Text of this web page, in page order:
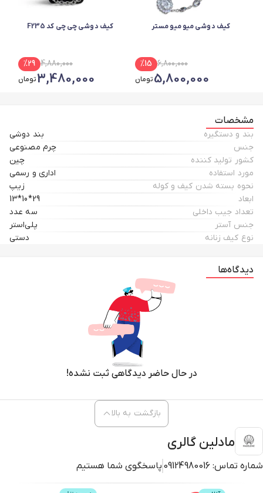
کیف دوشی میو میو مستر
6,800,000
%15
5,800,000تومان
کیف دوشی چی چی کد F235
4,880,000
%29
3,480,000تومان
مشخصات
بند و دستگیره
بند دوشی
جنس
چرم مصنوعی
کشور تولید کننده
چین
مورد استفاده
اداری و رسمی
نحوه بسته شدن کیف و کوله
زیپ
ابعاد
29*10*13
تعداد جیب داخلی
سه عدد
جنس آستر
پلی‌استر
نوع کیف زنانه
دستی
دیدگاه‌ها
در حال حاضر دیدگاهی ثبت نشده!
مادلین گالری
شماره تماس: 09124980016 پاسخگوی شما هستیم
بازگشت به بالا